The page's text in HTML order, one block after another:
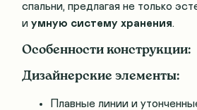
спальни, предлагая не только
и умную систему хранения.
Особенности конструкции:
Дизайнерские элементы:
Плавные линии и